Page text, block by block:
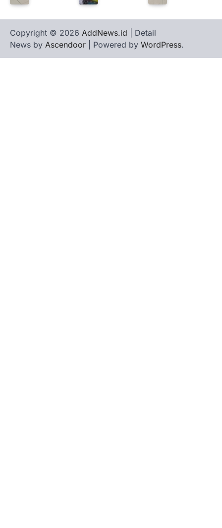
Copyright © 2026 AddNews.id | Detail
News by Ascendoor | Powered by WordPress.